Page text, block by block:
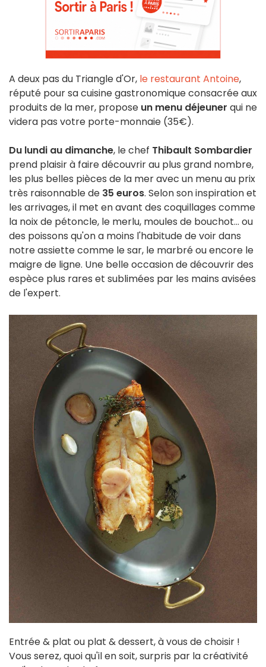
A deux pas du Triangle d'Or, le restaurant Antoine,
réputé pour sa cuisine gastronomique consacrée aux
produits de la mer, propose un menu déjeuner qui ne
videra pas votre porte-monnaie (35€).
Du lundi au dimanche, le chef Thibault Sombardier
prend plaisir à faire découvrir au plus grand nombre,
les plus belles pièces de la mer avec un menu au prix
très raisonnable de 35 euros. Selon son inspiration et
les arrivages, il met en avant des coquillages comme
la noix de pétoncle, le merlu, moules de bouchot... ou
des poissons qu'on a moins l'habitude de voir dans
notre assiette comme le sar, le marbré ou encore le
maigre de ligne. Une belle occasion de découvrir des
espèce plus rares et sublimées par les mains avisées
de l'expert.
Entrée & plat ou plat & dessert, à vous de choisir !
Vous serez, quoi qu'il en soit, surpris par la créativité